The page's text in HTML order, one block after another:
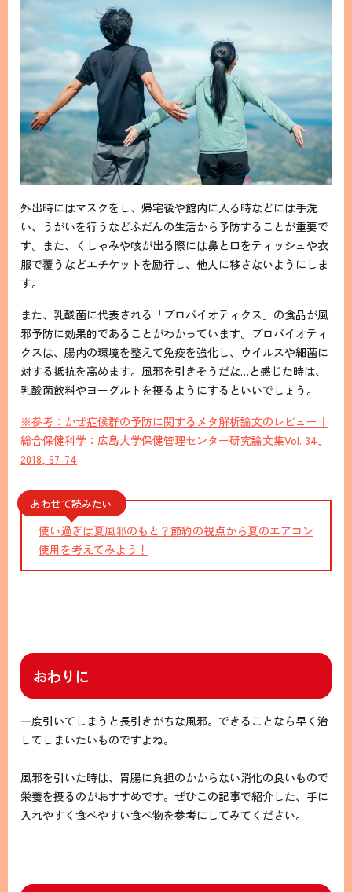
外出時にはマスクをし、帰宅後や館内に入る時などには手洗
い、うがいを行うなどふだんの生活から予防することが重要で
す。また、くしゃみや咳が出る際には鼻と口をティッシュや衣
服で覆うなどエチケットを励行し、他人に移さないようにしま
す。
また、乳酸菌に代表される「プロバイオティクス」の食品が風
邪予防に効果的であることがわかっています。プロバイオティ
クスは、腸内の環境を整えて免疫を強化し、ウイルスや細菌に
対する抵抗を高めます。風邪を引きそうだな…と感じた時は、
乳酸菌飲料やヨーグルトを摂るようにするといいでしょう。
※参考：かぜ症候群の予防に関するメタ解析論文のレビュー｜
総合保健科学：広島大学保健管理センター研究論文集Vol. 34,
2018, 67-74
あわせて読みたい
使い過ぎは夏風邪のもと？節約の視点から夏のエアコン
使用を考えてみよう！
おわりに
一度引いてしまうと長引きがちな風邪。できることなら早く治
してしまいたいものですよね。
風邪を引いた時は、胃腸に負担のかからない消化の良いもので
栄養を摂るのがおすすめです。ぜひこの記事で紹介した、手に
入れやすく食べやすい食べ物を参考にしてみてください。